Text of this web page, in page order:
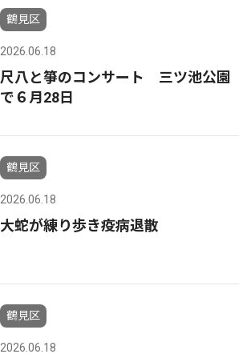
鶴見区
2026.06.18
尺八と箏のコンサート 三ツ池公園
で６月28日
鶴見区
2026.06.18
大蛇が練り歩き疫病退散
鶴見区
2026.06.18